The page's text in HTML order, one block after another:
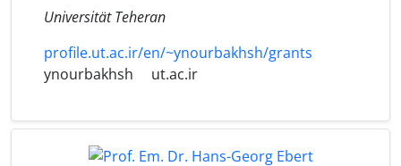
Universität Teheran
profile.ut.ac.ir/en/~ynourbakhsh/grants
ynourbakhsh
ut.ac.ir